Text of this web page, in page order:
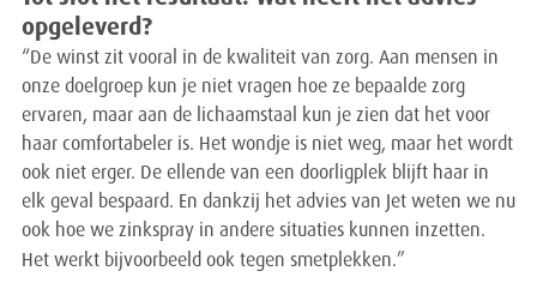
opgeleverd?
“De winst zit vooral in de kwaliteit van zorg. Aan mensen in
onze doelgroep kun je niet vragen hoe ze bepaalde zorg
ervaren, maar aan de lichaamstaal kun je zien dat het voor
haar comfortabeler is. Het wondje is niet weg, maar het wordt
ook niet erger. De ellende van een doorligplek blijft haar in
elk geval bespaard. En dankzij het advies van Jet weten we nu
ook hoe we zinkspray in andere situaties kunnen inzetten.
Het werkt bijvoorbeeld ook tegen smetplekken.”